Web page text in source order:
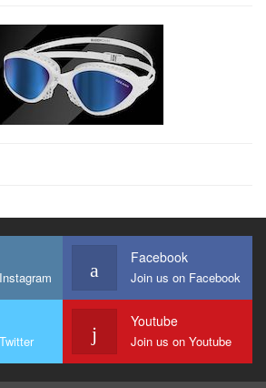
Facebook
Join us on Facebook
Youtube
Join us on Youtube